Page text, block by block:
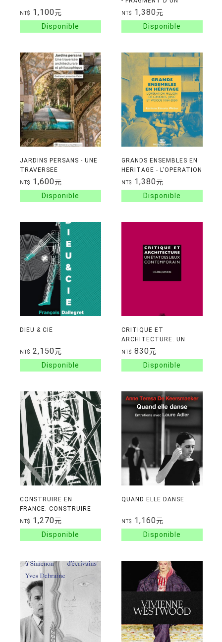
NT$ 1,100元
DISCOURS
NT$ 1,380元
JARDINS PERSANS - UNE
TRAVERSEE
ARCHITECTURALE ET
PHILOSOPHIQUE
NT$ 1,600元
GRANDS ENSEMBLES EN
HERITAGE - L'OPERATION
MILLION - DE CANDILIS,
JOSIC ET WOODS (1954-
NT$ 1,380元
DIEU & CIE
NT$ 2,150元
CRITIQUE ET
ARCHITECTURE. UN
ETAT DES LIEUX
CONTEMPORAIN
NT$ 830元
CONSTRUIRE EN
FRANCE. CONSTRUIRE
EN FER, CONSTRUIRE EN
BETON
NT$ 1,270元
QUAND ELLE DANSE
NT$ 1,160元